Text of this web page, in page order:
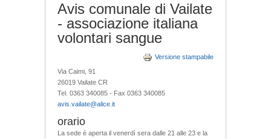
Avis comunale di Vailate
- associazione italiana
volontari sangue
Versione stampabile
Via Caimi, 91
26019 Vailate CR
Tel. 0363 340085 - Fax 0363 340085
avis.vailate@alice.it
orario
La sede è aperta il venerdì sera dalle 21 alle 23 e la